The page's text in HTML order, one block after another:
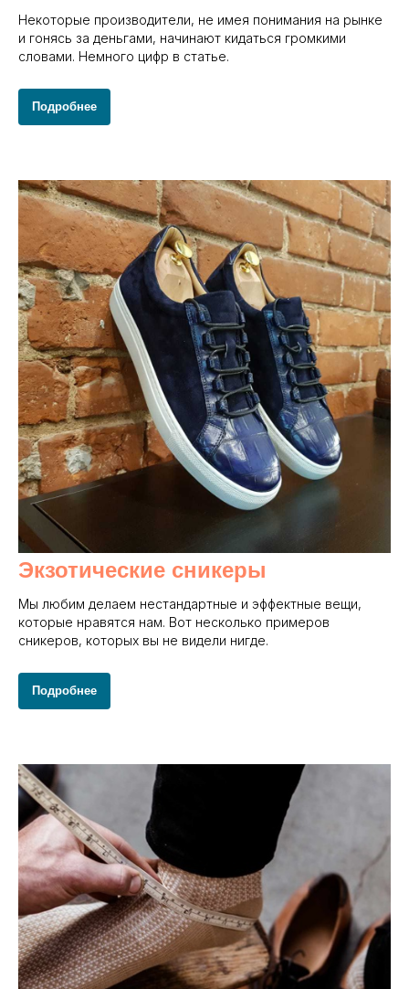
Некоторые производители, не имея понимания на рынке
и гонясь за деньгами, начинают кидаться громкими
словами. Немного цифр в статье.
Подробнее
Экзотические сникеры
Мы любим делаем нестандартные и эффектные вещи,
которые нравятся нам. Вот несколько примеров
сникеров, которых вы не видели нигде.
Подробнее